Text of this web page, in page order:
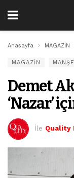
Anasayfa MAGAZİN
MAGAZİN
Demet
‘Nazar’
İle Quality